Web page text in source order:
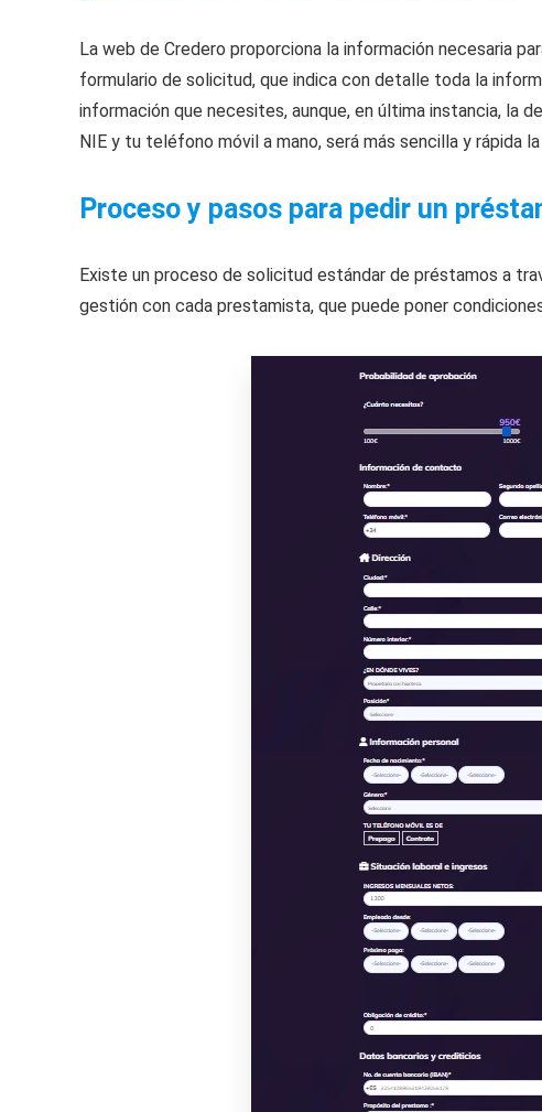
La web de Credero proporciona la información necesaria
formulario de solicitud, que indica con detalle toda la
información que necesites, aunque, en última instancia, la
NIE y tu teléfono móvil a mano, será más sencilla y rápida
Proceso y pasos para pedir un
Existe un proceso de solicitud estándar de préstamos a
gestión con cada prestamista, que puede poner